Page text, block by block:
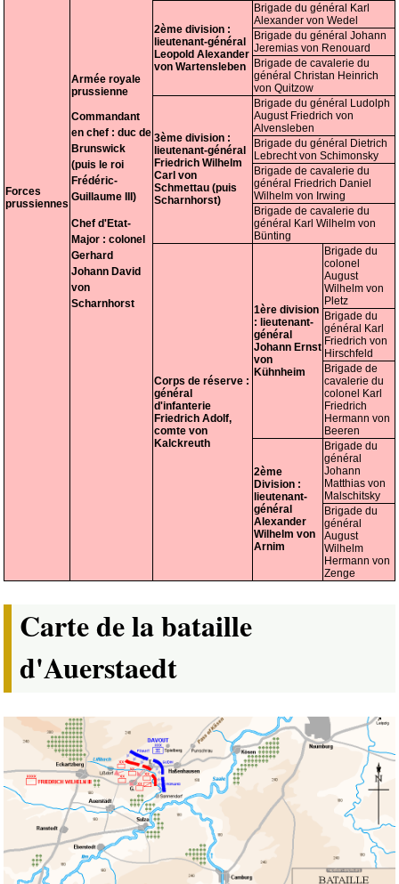
Forces
prussiennes
Armée royale
prussienne
Commandant
en chef : duc de
Brunswick
(puis le roi
Frédéric-
Guillaume III)
Chef d'Etat-
Major : colonel
Gerhard
Johann David
von
Scharnhorst
2ème division :
lieutenant-général
Leopold Alexander
von Wartensleben
Brigade du général Karl
Alexander von Wedel
Brigade du général Johann
Jeremias von Renouard
Brigade de cavalerie du
général Christan Heinrich
von Quitzow
3ème division :
lieutenant-général
Friedrich Wilhelm
Carl von
Schmettau (puis
Scharnhorst)
Brigade du général Ludolph
August Friedrich von
Alvensleben
Brigade du général Dietrich
Lebrecht von Schimonsky
Brigade de cavalerie du
général Friedrich Daniel
Wilhelm von Irwing
Brigade de cavalerie du
général Karl Wilhelm von
Bünting
Corps de réserve :
général
d'infanterie
Friedrich Adolf,
comte von
Kalckreuth
1ère division
: lieutenant-
général
Johann Ernst
von
Kühnheim
Brigade du
colonel
August
Wilhelm von
Pletz
Brigade du
général Karl
Friedrich von
Hirschfeld
Brigade de
cavalerie du
colonel Karl
Friedrich
Hermann von
Beeren
2ème
Division :
lieutenant-
général
Alexander
Wilhelm von
Arnim
Brigade du
général
Johann
Matthias von
Malschitsky
Brigade du
général
August
Wilhelm
Hermann von
Zenge
Carte de la bataille
d'Auerstaedt